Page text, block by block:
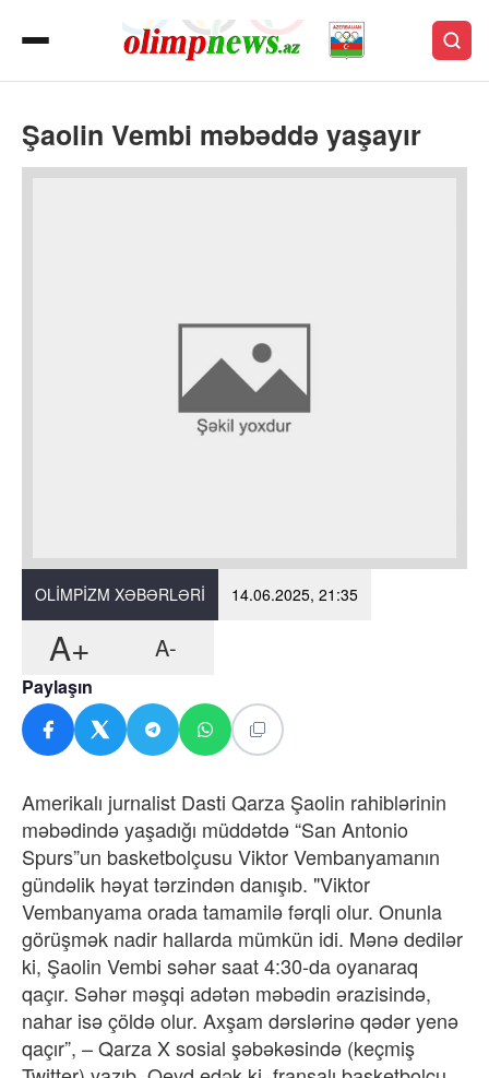
Şaolin Vembi məbəddə yaşayır
OLIMPIZM XƏBƏRLƏRI 14.06.2025, 21:35
A+ A-
Paylaşın
Amerikalı jurnalist Dasti Qarza Şaolin rahiblərinin
məbədində yaşadığı müddətdə “San Antonio
Spurs”un basketbolçusu Viktor Vembanyamanın
gündəlik həyat tərzindən danışıb. "Viktor
Vembanyama orada tamamilə fərqli olur. Onunla
görüşmək nadir hallarda mümkün idi. Mənə dedilər
ki, Şaolin Vembi səhər saat 4:30-da oyanaraq
qaçır. Səhər məşqi adətən məbədin ərazisində,
nahar isə çöldə olur. Axşam dərslərinə qədər yenə
qaçır”, – Qarza X sosial şəbəkəsində (keçmiş